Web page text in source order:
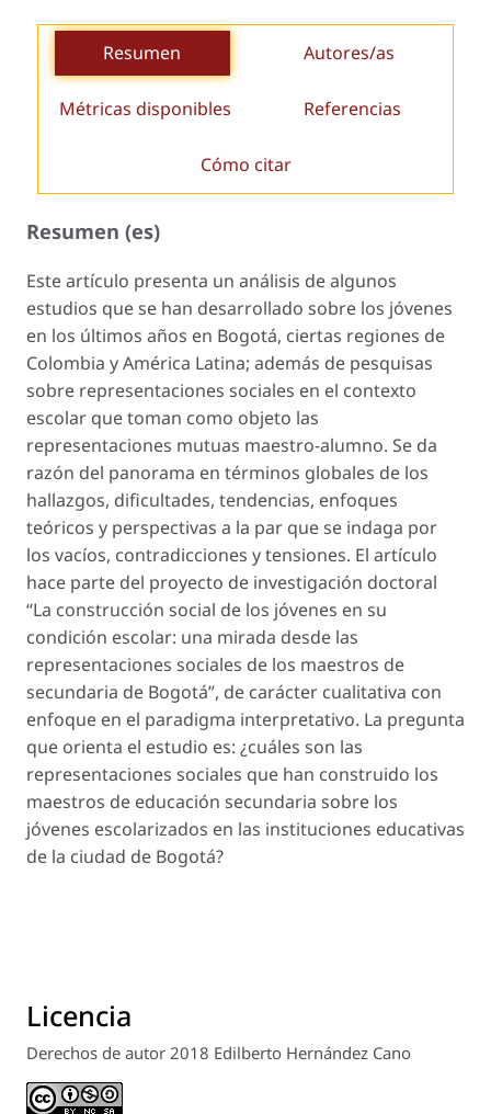
Resumen Autores/as
Métricas disponibles Referencias
Cómo citar
Resumen (es)
Este artículo presenta un análisis de algunos
estudios que se han desarrollado sobre los jóvenes
en los últimos años en Bogotá, ciertas regiones de
Colombia y América Latina; además de pesquisas
sobre representaciones sociales en el contexto
escolar que toman como objeto las
representaciones mutuas maestro-alumno. Se da
razón del panorama en términos globales de los
hallazgos, dificultades, tendencias, enfoques
teóricos y perspectivas a la par que se indaga por
los vacíos, contradicciones y tensiones. El artículo
hace parte del proyecto de investigación doctoral
“La construcción social de los jóvenes en su
condición escolar: una mirada desde las
representaciones sociales de los maestros de
secundaria de Bogotá”, de carácter cualitativa con
enfoque en el paradigma interpretativo. La pregunta
que orienta el estudio es: ¿cuáles son las
representaciones sociales que han construido los
maestros de educación secundaria sobre los
jóvenes escolarizados en las instituciones educativas
de la ciudad de Bogotá?
Licencia
Derechos de autor 2018 Edilberto Hernández Cano